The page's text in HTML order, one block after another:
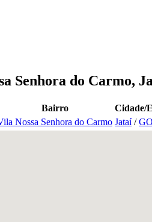
Senhora do Carmo,
Bairro
Cidade/
Nossa Senhora do Carmo Jataí/GO